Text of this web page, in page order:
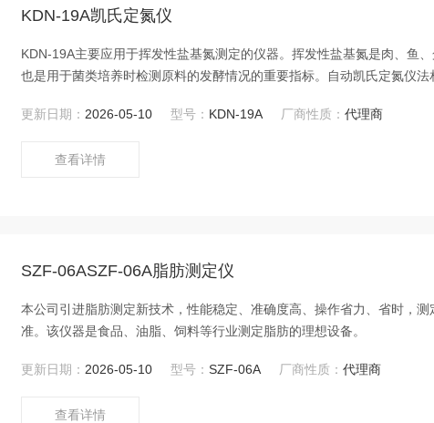
KDN-19A凯氏定氮仪
KDN-19A主要应用于挥发性盐基氮测定的仪器。挥发性盐基氮是肉、鱼
也是用于菌类培养时检测原料的发酵情况的重要指标。自动凯氏定氮仪法
要5min ,适用大批量样品的测定 ,结果精密度好、回收率高、方法简便。
更新日期： 2026-05-10 型号： KDN-19A 厂商性质：代理商
查看详情
SZF-06ASZF-06A脂肪测定仪
本公司引进脂肪测定新技术，性能稳定、准确度高、操作省力、省时，
准。该仪器是食品、油脂、饲料等行业测定脂肪的理想设备。
更新日期： 2026-05-10 型号：SZF-06A 厂商性质：代理商
查看详情